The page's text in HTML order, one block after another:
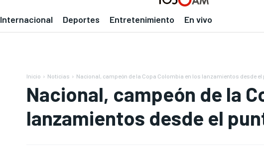
Internacional Deportes Entretenimiento En vivo
Inicio Noticias Nacional, campeón de la Copa Colombia en los lanzamientos desde el
Nacional, campeón de la
lanzamientos desde el